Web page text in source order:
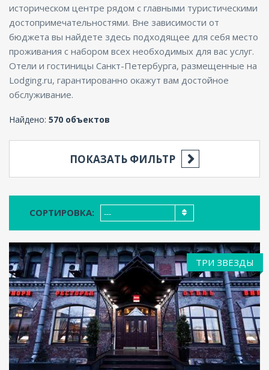
историческом центре рядом с главными туристическими
достопримечательностями. Вне зависимости от
бюджета вы найдете здесь подходящее для себя место
проживания с набором всех необходимых для вас услуг.
Отели и гостиницы Санкт-Петербурга, размещенные на
Lodging.ru, гарантированно окажут вам достойное
обслуживание.
Найдено: 570 объектов
ПОКАЗАТЬ ФИЛЬТР
СОРТИРОВКА: ---
ТРИ ЗВЕЗДЫ